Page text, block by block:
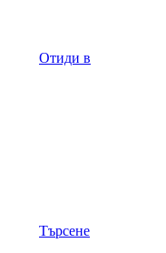
Отиди в
Търсене